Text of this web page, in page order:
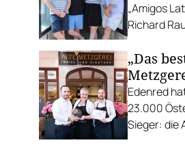
„Amigos
Richard
„Das
Edenred
23.000
Sieger: die